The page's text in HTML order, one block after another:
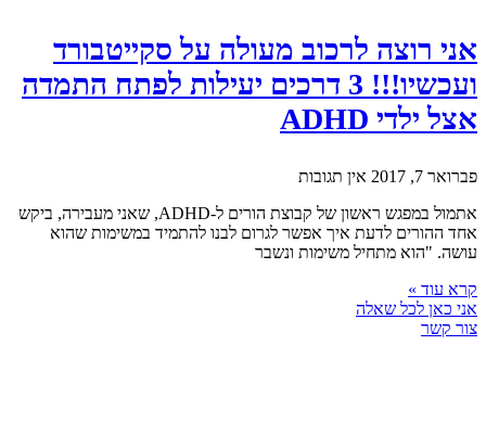
אני רוצה לרכוב מעולה על סקייטבורד
ועכשיו!!! 3 דרכים יעילות לפתח התמדה
אצל ילדי ADHD
פברואר 7, 2017
אין תגובות
אתמול במפגש ראשון של קבוצת הורים ל-ADHD, שאני מעבירה, ביקש
אחד ההורים לדעת איך אפשר לגרום לבנו להתמיד במשימות שהוא
עושה. "הוא מתחיל משימות ונשבר
קרא עוד »
אני כאן לכל שאלה
צור קשר